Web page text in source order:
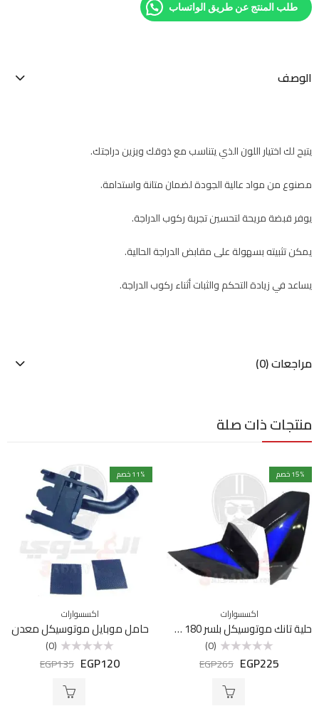
طلب المنتج عن طريق الواتساب
الوصف
يتيح لك اختيار اللون الذي يتناسب مع ذوقك ويزين دراجتك.
مصنوع من مواد عالية الجودة لضمان متانة واستدامة.
يوفر قبضة مريحة لتحسين تجربة ركوب الدراجة.
يمكن تثبيته بسهولة على مقابض الدراجة الحالية.
يساعد في زيادة التحكم والثبات أثناء ركوب الدراجة.
مراجعات (0)
منتجات ذات صلة
15% خصم
اكسسوارات
حلية تانك موتوسيكل بلسر 180 شمال
التقييم
(0)
EGP225
EGP265
11% خصم
اكسسوارات
حامل موبايل موتوسيكل معدن
التقييم
(0)
EGP120
EGP135